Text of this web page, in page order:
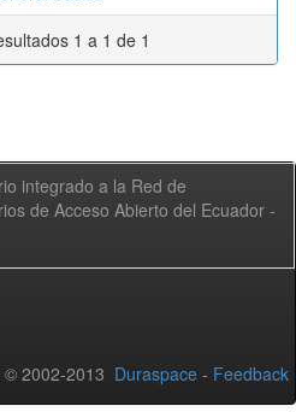
1 a 1 de 1
integrado a la Red de
de Acceso Abierto del Ecuador -
© 2002-2013 Duraspace - Feedback